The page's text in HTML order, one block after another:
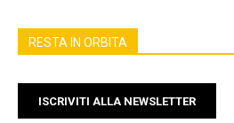
RESTA IN ORBITA
ISCRIVITI ALLA NEWSLETTER